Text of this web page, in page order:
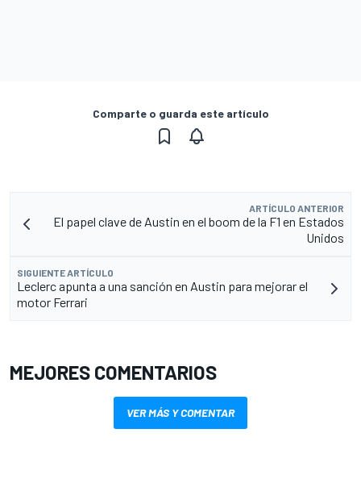
Comparte o guarda este artículo
ARTÍCULO ANTERIOR
El papel clave de Austin en el boom de la F1 en Estados
Unidos
SIGUIENTE ARTÍCULO
Leclerc apunta a una sanción en Austin para mejorar el
motor Ferrari
MEJORES COMENTARIOS
VER MÁS Y COMENTAR